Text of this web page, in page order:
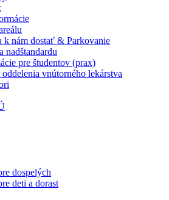
k nám dostať & Parkovanie
nadštandardu
pre študentov (prax)
oddelenia vnútorného lekárstva
dospelých
deti a dorast